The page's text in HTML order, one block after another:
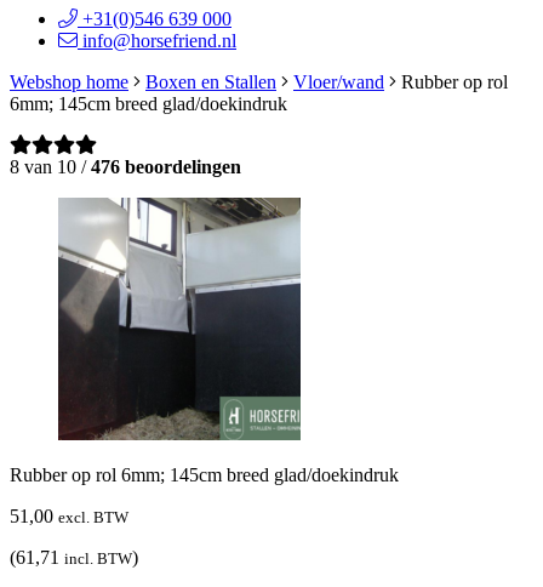
+31(0)546 639 000
info@horsefriend.nl
Webshop home
Boxen en Stallen Vloer/wand
Rubber op rol
6mm; 145cm breed glad/doekindruk
8 van 10 /476 beoordelingen
Rubber op rol 6mm; 145cm breed glad/doekindruk
51,00 excl. BTW
(61,71 incl. BTW)